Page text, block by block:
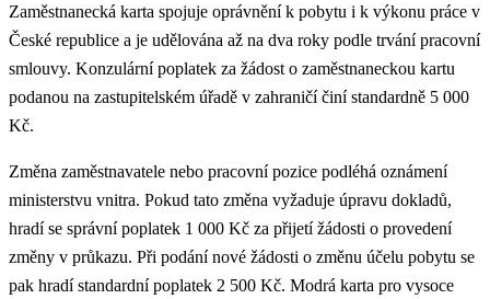
Zaměstnanecká karta spojuje oprávnění k pobytu i k výkonu práce v
České republice a je udělována až na dva roky podle trvání pracovní
smlouvy. Konzulární poplatek za žádost o zaměstnaneckou kartu
podanou na zastupitelském úřadě v zahraničí činí standardně 5 000
Kč.
Změna zaměstnavatele nebo pracovní pozice podléhá oznámení
ministerstvu vnitra. Pokud tato změna vyžaduje úpravu dokladů,
hradí se správní poplatek 1 000 Kč za přijetí žádosti o provedení
změny v průkazu. Při podání nové žádosti o změnu účelu pobytu se
pak hradí standardní poplatek 2 500 Kč. Modrá karta pro vysoce